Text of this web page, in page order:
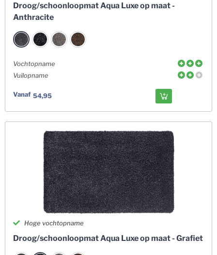
Droog/schoonloopmat Aqua Luxe op maat -
Anthracite
Vochtopname
Vuilopname
Vanaf 54,95
Hoge vochtopname
Droog/schoonloopmat Aqua Luxe op maat - Grafiet